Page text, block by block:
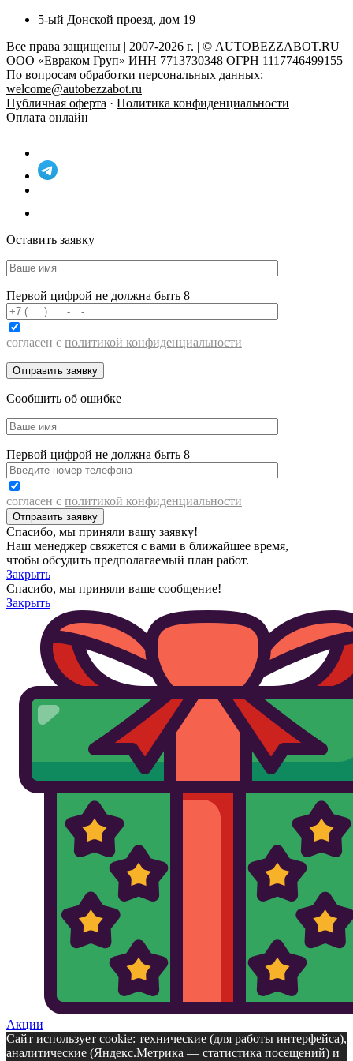
5-ый Донской проезд, дом 19
Все права защищены | 2007-2026 г. | © AUTOBEZZABOT.RU |
ООО «Евраком Груп» ИНН 7713730348 ОГРН 1117746499155
По вопросам обработки персональных данных:
welcome@autobezzabot.ru
Публичная оферта · Политика конфиденциальности
Оплата онлайн
Оставить заявку
Первой цифрой не должна быть 8
согласен с политикой конфиденциальности
Сообщить об ошибке
Первой цифрой не должна быть 8
согласен с политикой конфиденциальности
Спасибо, мы приняли вашу заявку!
Наш менеджер свяжется с вами в ближайшее время,
чтобы обсудить предполагаемый план работ.
Закрыть
Спасибо, мы приняли ваше сообщение!
Закрыть
Акции
Сайт использует cookie: технические (для работы интерфейса),
аналитические (Яндекс.Метрика — статистика посещений) и